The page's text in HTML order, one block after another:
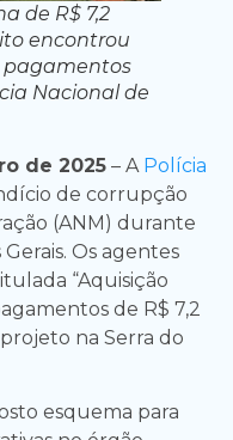
de R$ 7,2
encontrou
Nacional de
de 2025 – A Polícia
de corrupção
(ANM) durante
Os agentes
“Aquisição
de R$ 7,2
na Serra do
esquema para